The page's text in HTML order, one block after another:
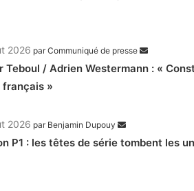
2026 parCommuniqué de presse
Teboul / Adrien Westermann : «
français »
2026 par Benjamin Dupouy
P1 : les têtes de série tombent les